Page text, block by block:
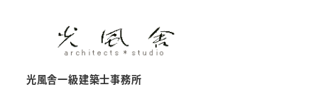
光風舎一級建築士事務所